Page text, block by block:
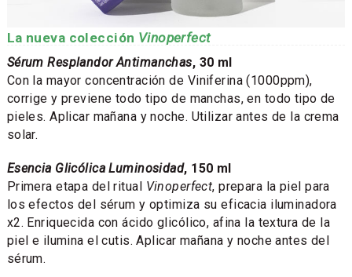
La nueva colección Vinoperfect
Sérum Resplandor Antimanchas, 30 ml
Con la mayor concentración de Viniferina (1000ppm),
corrige y previene todo tipo de manchas, en todo tipo de
pieles. Aplicar mañana y noche. Utilizar antes de la crema
solar.
Esencia Glicólica Luminosidad, 150 ml
Primera etapa del ritual Vinoperfect, prepara la piel para
los efectos del sérum y optimiza su eficacia iluminadora
x2. Enriquecida con ácido glicólico, afina la textura de la
piel e ilumina el cutis. Aplicar mañana y noche antes del
sérum.